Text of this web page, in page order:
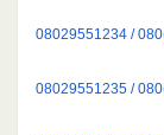
08029551234 /
08029551235 /